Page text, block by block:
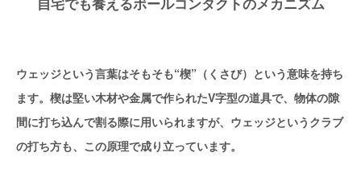
ウェッジという言葉はそもそも“楔”（くさび）という意味を持ち
ます。楔は堅い木材や金属で作られたV字型の道具で、物体の隙
間に打ち込んで割る際に用いられますが、ウェッジというクラブ
の打ち方も、この原理で成り立っています。